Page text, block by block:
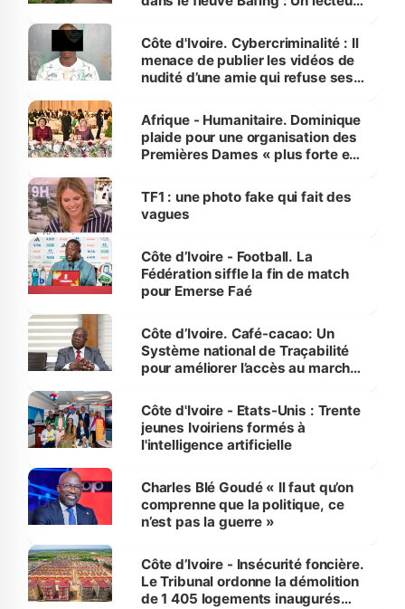
des Transports
Côte d'Ivoire. Cybercriminalité : Il
menace de publier les vidéos de
nudité d’une amie qui refuse ses
Afrique - Humanitaire. Dominique
plaide pour une organisation des
Premières Dames « plus forte et
sur la scène internationale »
TF1 : une photo fake qui fait des
vagues
Côte d’Ivoire - Football. La
Fédération siffle la fin de match
pour Emerse Faé
Côte d’Ivoire. Café-cacao: Un
Système national de Traçabilité
pour améliorer l’accès au marché
Côte d'Ivoire - Etats-Unis : Trente
jeunes Ivoiriens formés à
l'intelligence artificielle
Charles Blé Goudé « Il faut qu’on
comprenne que la politique, ce
n’est pas la guerre »
Côte d’Ivoire - Insécurité foncière.
Le Tribunal ordonne la démolition
de 1 405 logements inaugurés